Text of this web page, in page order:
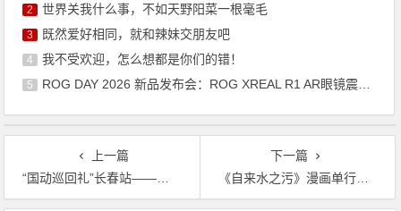
2 世界关我什么事，不如天野阳菜一根毫毛
3 既然爱好相同，就和辣妹交朋友吧
4 我不受欢迎，怎么想都是你们的错！
5 ROG DAY 2026 新品发布会：ROG XREAL R1 AR眼镜震撼来袭
上一篇
“国动巡回礼”长春站——四大IP展商齐亮相
下一篇
《自来水之污》漫画单行本出版达成!!!